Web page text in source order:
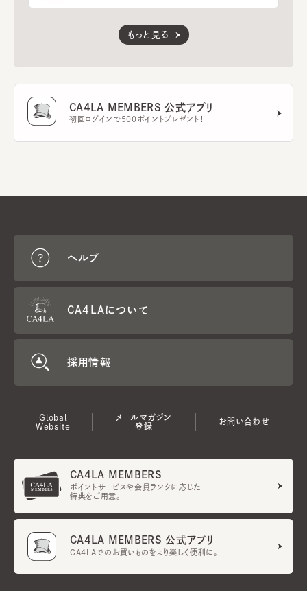
もっと見る
CA4LA MEMBERS 公式アプリ
初回ログインで500ポイントプレゼント！
ヘルプ
CA4LAについて
採用情報
Global
Website
メールマガジン
登録
お問い合わせ
CA4LA MEMBERS
ポイントサービスや会員ランクに応じた
特典をご用意。
CA4LA MEMBERS 公式アプリ
CA4LAでのお買いものをより楽しく便利に。